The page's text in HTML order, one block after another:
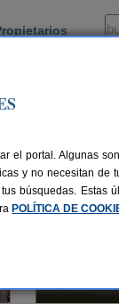
el portal. Algunas
y no necesitan de
búsquedas. Estas
POLÍTICA DE